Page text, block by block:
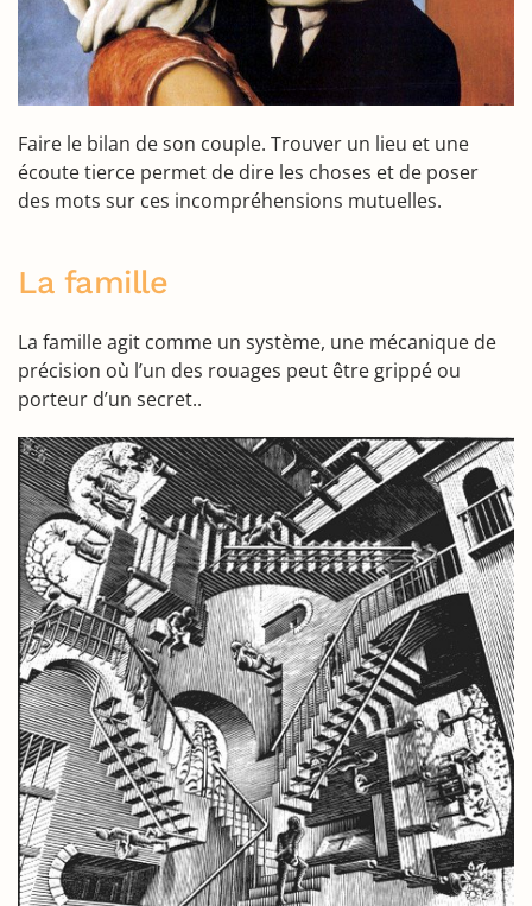
Faire le bilan de son couple. Trouver un lieu et une
écoute tierce permet de dire les choses et de poser
des mots sur ces incompréhensions mutuelles.
La famille
La famille agit comme un système, une mécanique de
précision où l’un des rouages peut être grippé ou
porteur d’un secret..